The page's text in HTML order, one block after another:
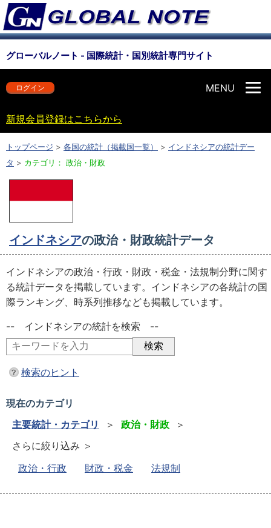
グローバルノート - 国際統計・国別統計専門サイト
MENU
ログイン
新規会員登録はこちらから
トップページ > 各国の統計（掲載国一覧） > インドネシアの統計デー
タ > カテゴリ： 政治・財政
インドネシアの政治・財政統計データ
インドネシアの政治・行政・財政・税金・法規制分野に関す
る統計データを掲載しています。インドネシアの各統計の国
際ランキング、時系列推移なども掲載しています。
-- インドネシアの統計を検索 --
検索のヒント
現在のカテゴリ
主要統計・カテゴリ
＞ 政治・財政 ＞
さらに絞り込み ＞
政治・行政
財政・税金 法規制